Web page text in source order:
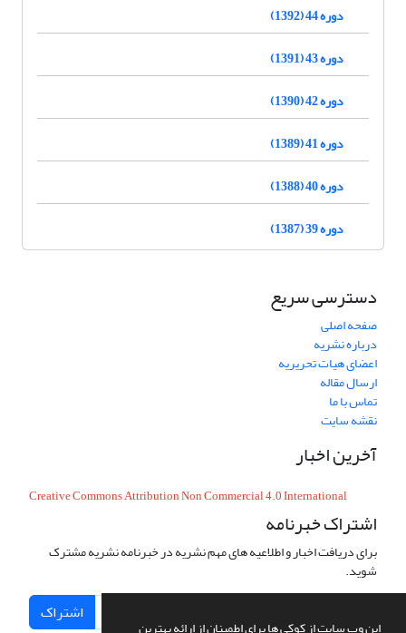
این وب سایت از کوکی ها برای اطمینان از ارائه بهترین
دوره 44 (1392)
دوره 43 (1391)
دوره 42 (1390)
دوره 41 (1389)
دوره 40 (1388)
دوره 39 (1387)
دسترسی سریع
صفحه اصلی
درباره نشریه
اعضای هیات تحریریه
ارسال مقاله
تماس با ما
نقشه سایت
آخرین اخبار
Creative Commons Attribution Non Commercial 4.0 International
اشتراک خبرنامه
برای دریافت اخبار و اطلاعیه های مهم نشریه در خبرنامه نشریه مشترک
شوید.
اشتراک